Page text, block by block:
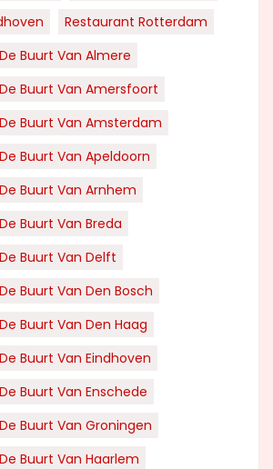
Restaurant Rotterdam
Buurt Van Almere
Buurt Van Amersfoort
Buurt Van Amsterdam
Buurt Van Apeldoorn
Buurt Van Arnhem
Buurt Van Breda
Buurt Van Delft
Buurt Van Den Bosch
Buurt Van Den Haag
Buurt Van Eindhoven
Buurt Van Enschede
Buurt Van Groningen
Buurt Van Haarlem